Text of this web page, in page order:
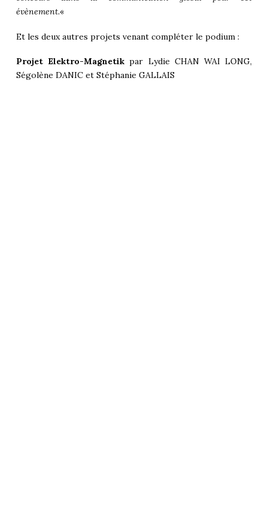
évènement.«
Et les deux autres projets venant compléter le podium :
Projet Elektro-Magnetik par Lydie CHAN WAI LONG,
Ségolène DANIC et Stéphanie GALLAIS